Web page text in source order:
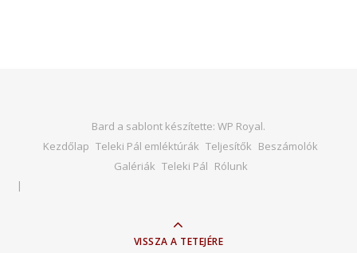
Bard a sablont készítette: WP Royal.
Kezdőlap Teleki Pál emléktúrák Teljesítők Beszámolók
Galériák Teleki Pál Rólunk
VISSZA A TETEJÉRE